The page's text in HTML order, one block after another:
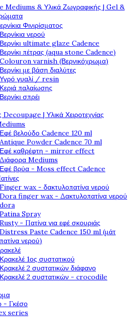
Mediums & Υλικά Ζωγραφικής | Gel &
Φινιρίσματος
Βερνίκια νερού
Βερνίκι ultimate glaze Cadence
Βερνίκι πέτρας (aqua stone Cadence)
Colouron varnish (Βερνικόχρωμα)
Βερνίκι με βάση διαλύτες
Υγρό γυαλί / resin
Κεριά παλαίωσης
Βερνίκι σπρέι
Decoupage | Υλικά Χειροτεχνίας
Εφέ βελούδο Cadence 120 ml
Antique Powder Cadence 70 ml
Εφέ καθρέφτη - mirror effect
Διάφορα Mediums
Εφέ βρύα - Moss effect Cadence
Finger wax - δακτυλοπατίνα νερού
Dora finger wax - Δακτυλοπατίνα νερού
dora
Patina Spray
Rusty - Πατίνα για εφέ σκουριάς
Distress Paste Cadence 150 ml (μάτ
πατίνα νερού)
Κρακελέ 1ος συστατικού
Κρακελέ 2 συστατικών διάφανο
Κρακελέ 2 συστατικών - crocodile
- Γκέσο
series